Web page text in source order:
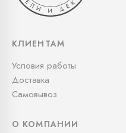
КЛИЕНТАМ
Условия работы
Доставка
Самовывоз
О КОМПАНИИ